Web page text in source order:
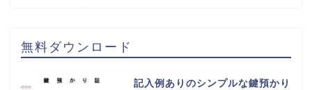
無料ダウンロード
記入例ありのシンプルな鍵預かり